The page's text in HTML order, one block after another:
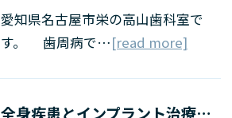
愛知県名古屋市栄の高山歯科室で
す。 歯周病で…[read more]
全身疾患とインプラント治療 高山歯科室での実際